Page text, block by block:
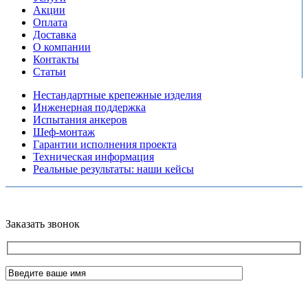
Акции
Оплата
Доставка
О компании
Контакты
Статьи
Нестандартные крепежные изделия
Инженерная поддержка
Испытания анкеров
Шеф-монтаж
Гарантии исполнения проекта
Техническая информация
Реальные результаты: наши кейсы
Заказать звонок